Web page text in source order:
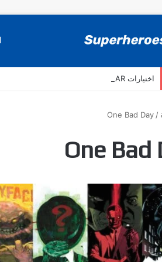
اختيارات SuperheroesAR لافضل اصدارات كومكس جديدة في سنة 2025
/
One Bad Day
One Bad